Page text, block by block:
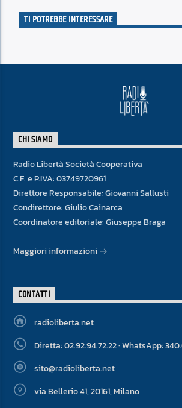
TI POTREBBE INTERESSARE
CHI SIAMO
Radio Libertà Società Cooperativa
C.F. e P.IVA: 03749720961
Direttore Responsabile: Giovanni Sallusti
Condirettore: Giulio Cainarca
Coordinatore editoriale: Giuseppe Braga
Maggiori informazioni
CONTATTI
radioliberta.net
Diretta: 02.92.94.72.22 · WhatsApp:
sito@radioliberta.net
via Bellerio 41, 20161, Milano